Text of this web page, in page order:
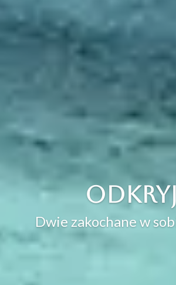
Dwie zakochane w